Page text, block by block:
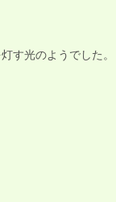
す光のようでした。